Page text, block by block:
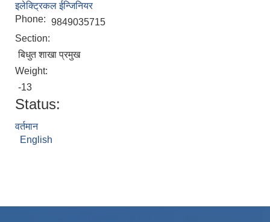
इलेक्ट्रिकल ईन्जिनियर
Phone: 9849035715
Section:
बिधुत शाखा प्रमुख
Weight:
-13
Status:
वर्तमान
English